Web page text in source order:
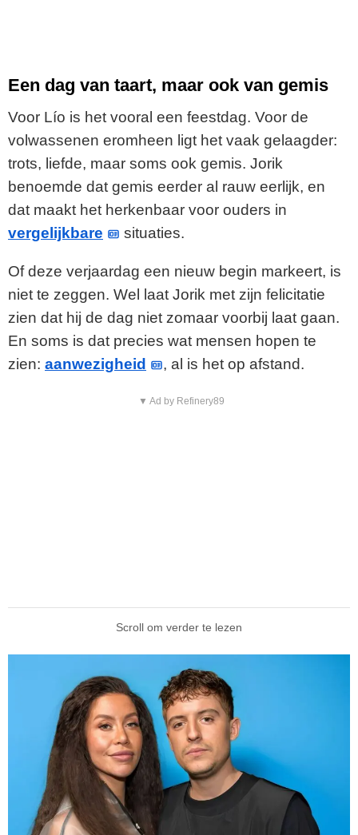
Een dag van taart, maar ook van gemis
Voor Lío is het vooral een feestdag. Voor de
volwassenen eromheen ligt het vaak gelaagder:
trots, liefde, maar soms ook gemis. Jorik
benoemde dat gemis eerder al rauw eerlijk, en
dat maakt het herkenbaar voor ouders in
vergelijkbare
situaties.
Of deze verjaardag een nieuw begin markeert, is
niet te zeggen. Wel laat Jorik met zijn felicitatie
zien dat hij de dag niet zomaar voorbij laat gaan.
En soms is dat precies wat mensen hopen te
zien: aanwezigheid , al is het op afstand.
▼ Ad by Refinery89
Scroll om verder te lezen